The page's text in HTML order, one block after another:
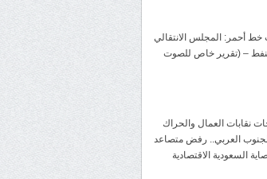
خط أحمر: المجلس الانتقالي
– (تقرير خاص للصوت
نقابات العمال والحراك
العربي.. رفض متصاعد
السعودية الاقتصادية